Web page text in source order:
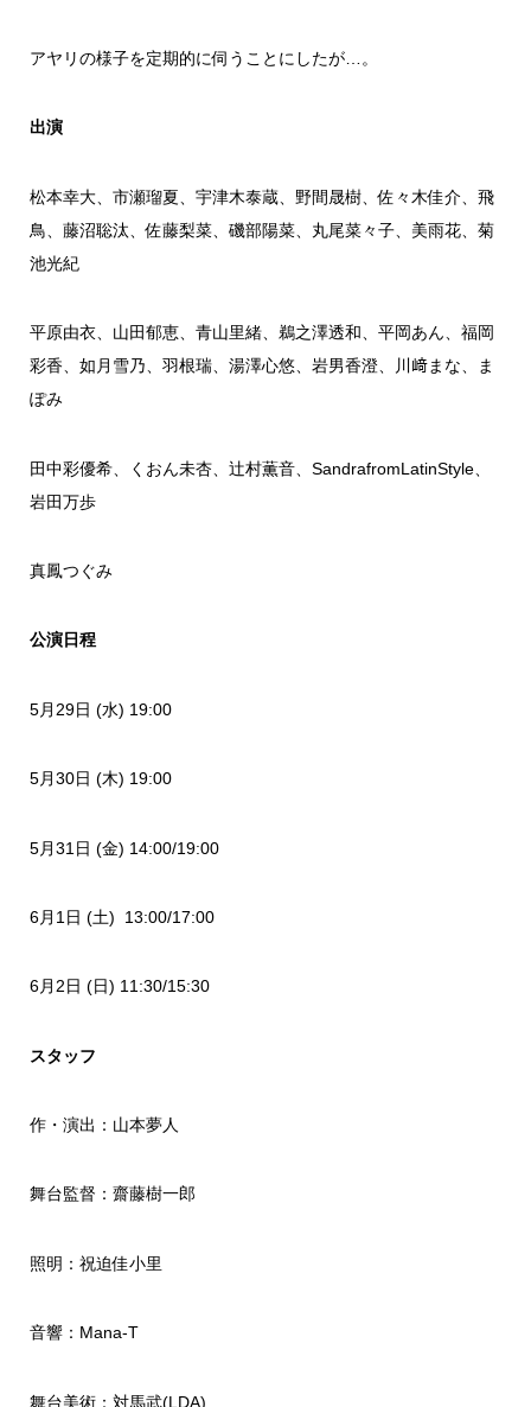
アヤリの様子を定期的に伺うことにしたが…。
出演
松本幸大、市瀬瑠夏、宇津木泰蔵、野間晟樹、佐々木佳介、飛
鳥、藤沼聡汰、佐藤梨菜、磯部陽菜、丸尾菜々子、美雨花、菊
池光紀
平原由衣、山田郁恵、青山里緒、鵜之澤透和、平岡あん、福岡
彩香、如月雪乃、羽根瑞、湯澤心悠、岩男香澄、川﨑まな、ま
ぽみ
田中彩優希、くおん未杏、辻村薫音、SandrafromLatinStyle、
岩田万歩
真鳳つぐみ
公演日程
5月29日 (水) 19:00
5月30日 (木) 19:00
5月31日 (金) 14:00/19:00
6月1日 (土) 13:00/17:00
6月2日 (日) 11:30/15:30
スタッフ
作・演出：山本夢人
舞台監督：齋藤樹一郎
照明：祝迫佳小里
音響：Mana-T
舞台美術：対馬武(LDA)